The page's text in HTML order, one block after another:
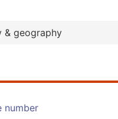
& geography
number